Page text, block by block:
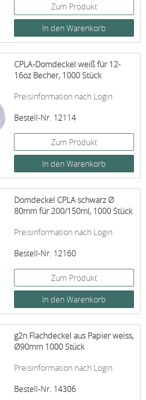
Zum Produkt
CPLA-Domdeckel weiß für 12-
16oz Becher, 1000 Stück
Preisinformation nach Login
Bestell-Nr. 12114
Zum Produkt
Domdeckel CPLA schwarz Ø
80mm für 200/150ml, 1000 Stück
Preisinformation nach Login
Bestell-Nr. 12160
Zum Produkt
g2n Flachdeckel aus Papier weiss,
Ø90mm 1000 Stück
Preisinformation nach Login
Bestell-Nr. 14306